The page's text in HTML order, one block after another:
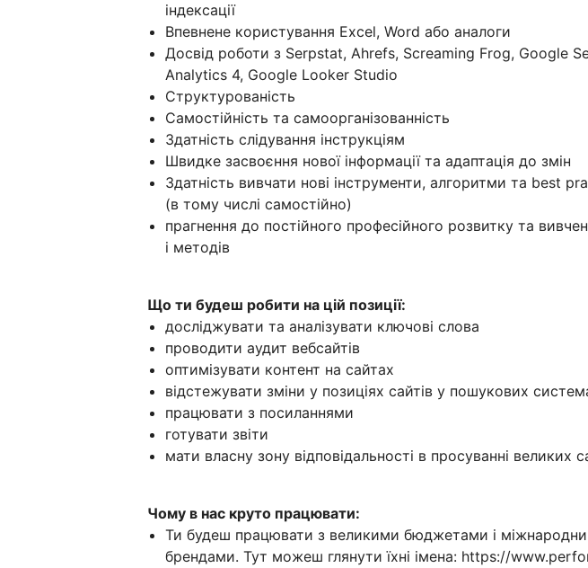
індексації
Впевнене користування Excel, Word або аналоги
Досвід роботи з Serpstat, Ahrefs, Screaming Frog, Google
Analytics 4, Google Looker Studio
Структурованість
Самостійність та самоорганізованність
Здатність слідування інструкціям
Швидке засвоєння нової інформації та адаптація до змін
Здатність вивчати нові інструменти, алгоритми та best
(в тому числі самостійно)
прагнення до постійного професійного розвитку та
і методів
Що ти будеш робити на цій позиції:
досліджувати та аналізувати ключові слова
проводити аудит вебсайтів
оптимізувати контент на сайтах
відстежувати зміни у позиціях сайтів у пошукових
працювати з посиланнями
готувати звіти
мати власну зону відповідальності в просуванні великих
Чому в нас круто працювати:
Ти будеш працювати з великими бюджетами і
брендами. Тут можеш глянути їхні імена: https://